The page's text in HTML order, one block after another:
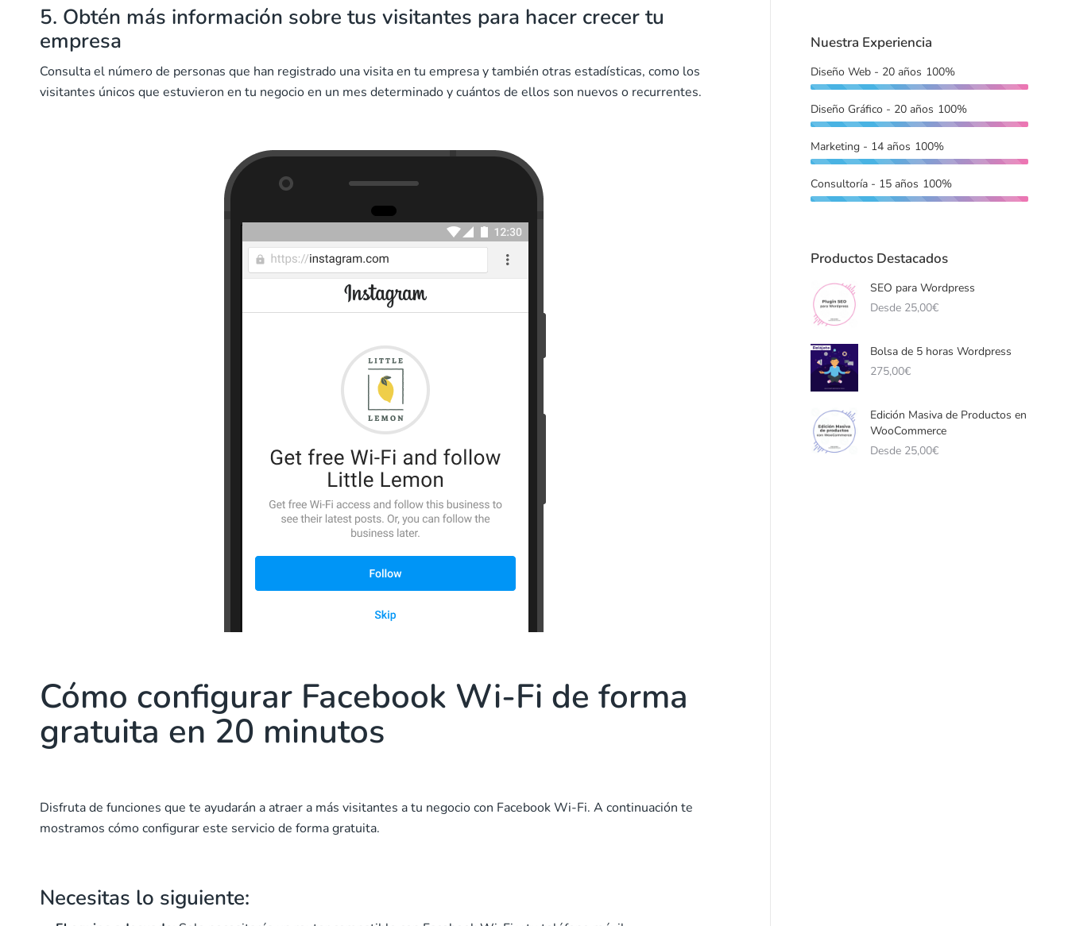
5. Obtén más información sobre tus visitantes para hacer crecer tu
empresa
Consulta el número de personas que han registrado una visita en tu empresa y también otras estadísticas, como los
visitantes únicos que estuvieron en tu negocio en un mes determinado y cuántos de ellos son nuevos o recurrentes.
Cómo configurar Facebook Wi-Fi de forma
gratuita en 20 minutos
Disfruta de funciones que te ayudarán a atraer a más visitantes a tu negocio con Facebook Wi-Fi. A continuación te
mostramos cómo configurar este servicio de forma gratuita.
Necesitas lo siguiente:
Nuestra Experiencia
Diseño Web - 20 años 100%
Diseño Gráfico - 20 años 100%
Marketing - 14 años 100%
Consultoría - 15 años 100%
Productos Destacados
SEO para Wordpress
Desde 25,00€
Bolsa de 5 horas Wordpress
275,00€
Edición Masiva de Productos en
WooCommerce
Desde 25,00€